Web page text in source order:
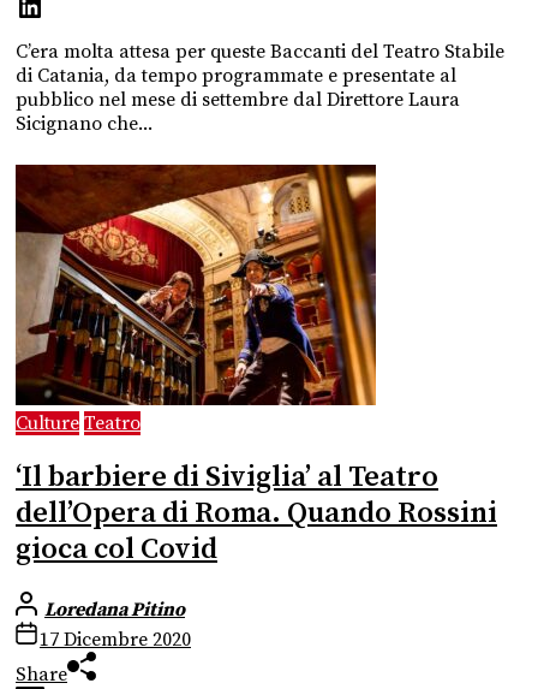
C’era molta attesa per queste Baccanti del Teatro Stabile
di Catania, da tempo programmate e presentate al
pubblico nel mese di settembre dal Direttore Laura
Sicignano che...
Culture Teatro
‘Il barbiere di Siviglia’ al Teatro
dell’Opera di Roma. Quando Rossini
gioca col Covid
Loredana Pitino
17 Dicembre 2020
Share